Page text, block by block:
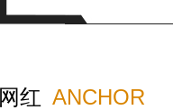
网红 ANCHOR